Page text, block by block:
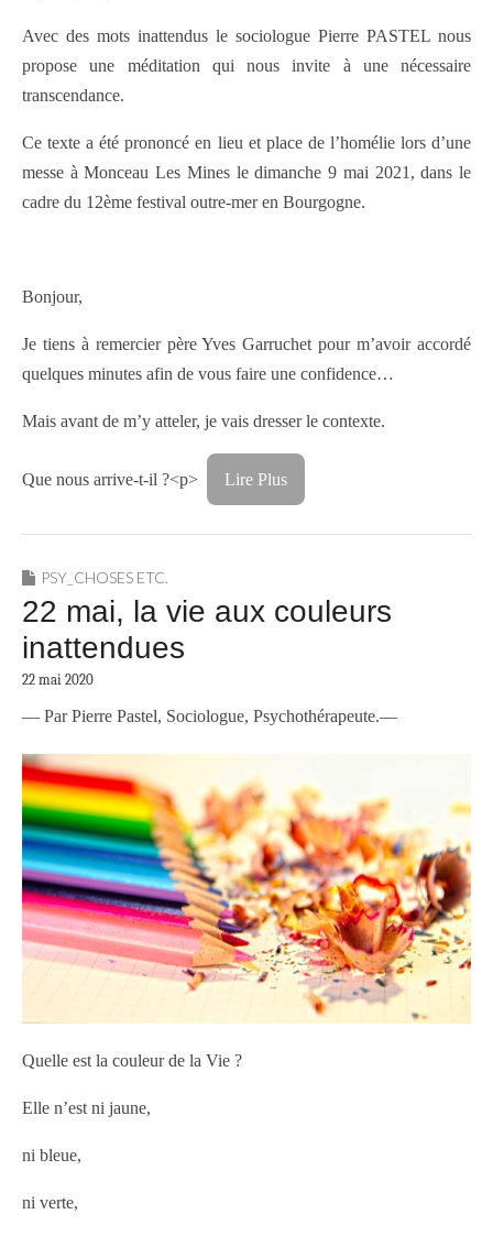
Avec des mots inattendus le sociologue Pierre PASTEL nous
propose une méditation qui nous invite à une nécessaire
transcendance.
Ce texte a été prononcé en lieu et place de l’homélie lors d’une
messe à Monceau Les Mines le dimanche 9 mai 2021, dans le
cadre du 12ème festival outre-mer en Bourgogne.
Bonjour,
Je tiens à remercier père Yves Garruchet pour m’avoir accordé
quelques minutes afin de vous faire une confidence…
Mais avant de m’y atteler, je vais dresser le contexte.
Que nous arrive-t-il ?<p> Lire Plus
PSY_CHOSES ETC.
22 mai, la vie aux couleurs
inattendues
22 mai 2020
— Par Pierre Pastel, Sociologue, Psychothérapeute.—
Quelle est la couleur de la Vie ?
Elle n’est ni jaune,
ni bleue,
ni verte,